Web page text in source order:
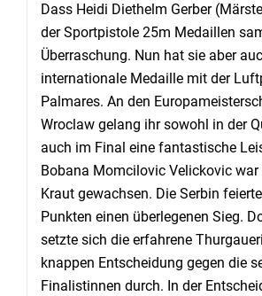
Dass Heidi Diethelm Gerber
der Sportpistole 25m Medaillen
Überraschung. Nun hat sie aber
internationale Medaille mit der
Palmares. An den
Wroclaw gelang ihr sowohl in der
auch im Final eine fantastische
Bobana Momcilovic Velickovic war
Kraut gewachsen. Die Serbin
Punkten einen überlegenen Sieg.
setzte sich die erfahrene
knappen Entscheidung gegen die
Finalistinnen durch. In der